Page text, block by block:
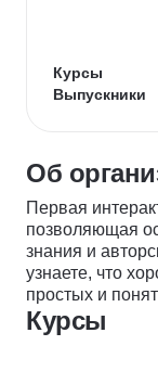
Курсы
Выпускники
Об
Первая
позволяющая
знания и
узнаете, что
простых и
Курсы